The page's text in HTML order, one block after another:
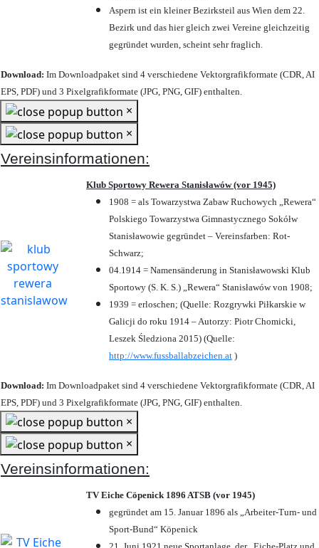
Aspern ist ein kleiner Bezirksteil aus Wien dem 22.
Bezirk und das hier gleich zwei Vereine gleichzeitig
gegründet wurden, scheint sehr fraglich.
Download: Im Downloadpaket sind 4 verschiedene Vektorgrafikformate (CDR, AI
EPS, PDF) und 3 Pixelgrafikformate (JPG, PNG, GIF) enthalten.
×
×
Vereinsinformationen:
Klub Sportowy Rewera Stanisławów (vor 1945)
1908 = als Towarzystwa Zabaw Ruchowych „Rewera“
Polskiego Towarzystwa Gimnastycznego Sokółw
Stanisławowie gegründet – Vereinsfarben: Rot-
Schwarz;
04.1914 = Namensänderung in Stanisławowski Klub
Sportowy (S. K. S.) „Rewera“ Stanisławów von 1908;
1939 = erloschen; (Quelle: Rozgrywki Piłkarskie w
Galicji do roku 1914 – Autorzy: Piotr Chomicki,
Leszek Śledziona 2015) (Quelle:
http://www.fussballabzeichen.at )
Download: Im Downloadpaket sind 4 verschiedene Vektorgrafikformate (CDR, AI
EPS, PDF) und 3 Pixelgrafikformate (JPG, PNG, GIF) enthalten.
×
×
Vereinsinformationen:
TV Eiche Cöpenick 1896 ATSB (vor 1945)
gegründet am 15. Januar 1896 als „Arbeiter-Turn- und
Sport-Bund“ Köpenick